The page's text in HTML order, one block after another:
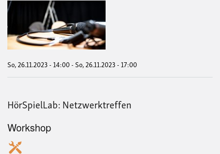
So, 26.11.2023 - 14:00-So, 26.11.2023 - 17:00
HörSpielLab: Netzwerktreffen
Workshop